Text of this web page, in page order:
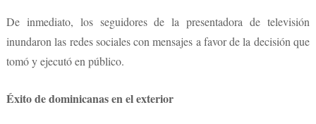
De inmediato, los seguidores de la presentadora de televisión
inundaron las redes sociales con mensajes a favor de la decisión que
tomó y ejecutó en público.
Éxito de dominicanas en el exterior